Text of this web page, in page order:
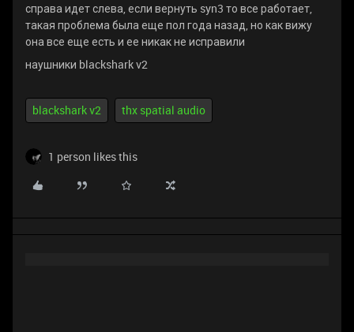
справа идет слева, если вернуть syn3 то все работает,
такая проблема была еще пол года назад, но как вижу
она все еще есть и ее никак не исправили
наушники blackshark v2
blackshark v2 thx spatial audio
1 person likes this